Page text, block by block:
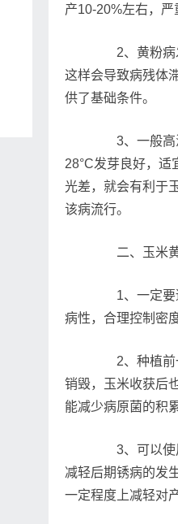
产10-20%左右，严
2、黄粉病发
这样会导致病残体
供了基础条件。
3、一般高温
28°C发芽良好，适
光差，就会有利于
该病流行。
二、玉米黄
1、一定要适
病性，合理控制密
2、种植前一
销毁，玉米收获后
能减少病原菌的积
3、可以使用
减轻后期锈病的发
一定程度上减轻对